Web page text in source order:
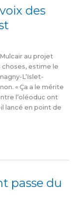
des
au projet
choses, estime le
L’Islet-
« Ça a le mérite
l’oléoduc ont
lancé en point de
passe du